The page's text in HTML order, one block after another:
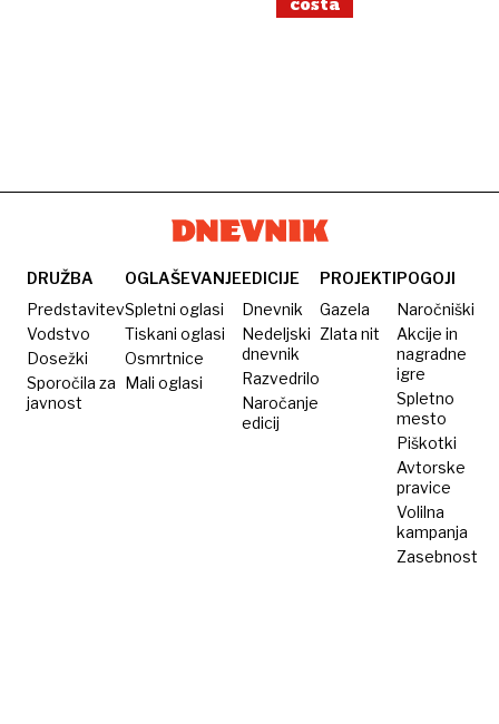
DRUŽBA
Predstavitev
Vodstvo
Dosežki
Sporočila za
javnost
OGLAŠEVANJE
Spletni oglasi
Tiskani oglasi
Osmrtnice
Mali oglasi
EDICIJE
Dnevnik
Nedeljski
dnevnik
Razvedrilo
Naročanje
edicij
PROJEKTI
Gazela
Zlata nit
POGOJI
Naročniški
Akcije in
nagradne
igre
Spletno
mesto
Piškotki
Avtorske
pravice
Volilna
kampanja
Zasebnost